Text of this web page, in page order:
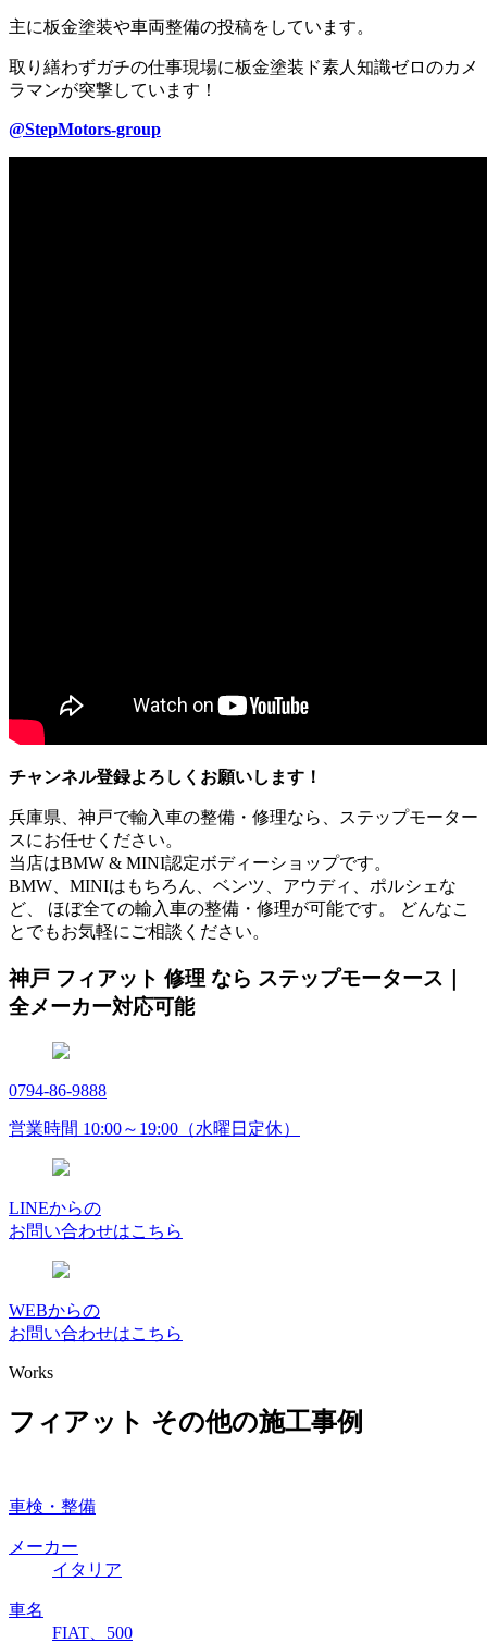
主に板金塗装や車両整備の投稿をしています。
取り繕わずガチの仕事現場に板金塗装ド素人知識ゼロのカメ
ラマンが突撃しています！
@StepMotors-group
チャンネル登録よろしくお願いします！
兵庫県、神戸で輸入車の整備・修理なら、ステップモーター
スにお任せください。
当店はBMW & MINI認定ボディーショップです。
BMW、MINIはもちろん、ベンツ、アウディ、ポルシェな
ど、 ほぼ全ての輸入車の整備・修理が可能です。 どんなこ
とでもお気軽にご相談ください。
神戸 フィアット 修理 なら ステップモータース｜
全メーカー対応可能
0794-86-9888
営業時間 10:00～19:00（水曜日定休）
LINEからの
お問い合わせはこちら
WEBからの
お問い合わせはこちら
Works
フィアット その他の施工事例
車検・整備
メーカー
イタリア
車名
FIAT、500